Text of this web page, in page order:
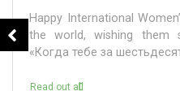
Happy International
the world, wishing them
«Когда тебе за
Read out all